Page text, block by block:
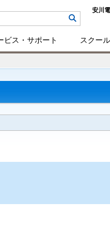
安川
ビス・サポート スクール